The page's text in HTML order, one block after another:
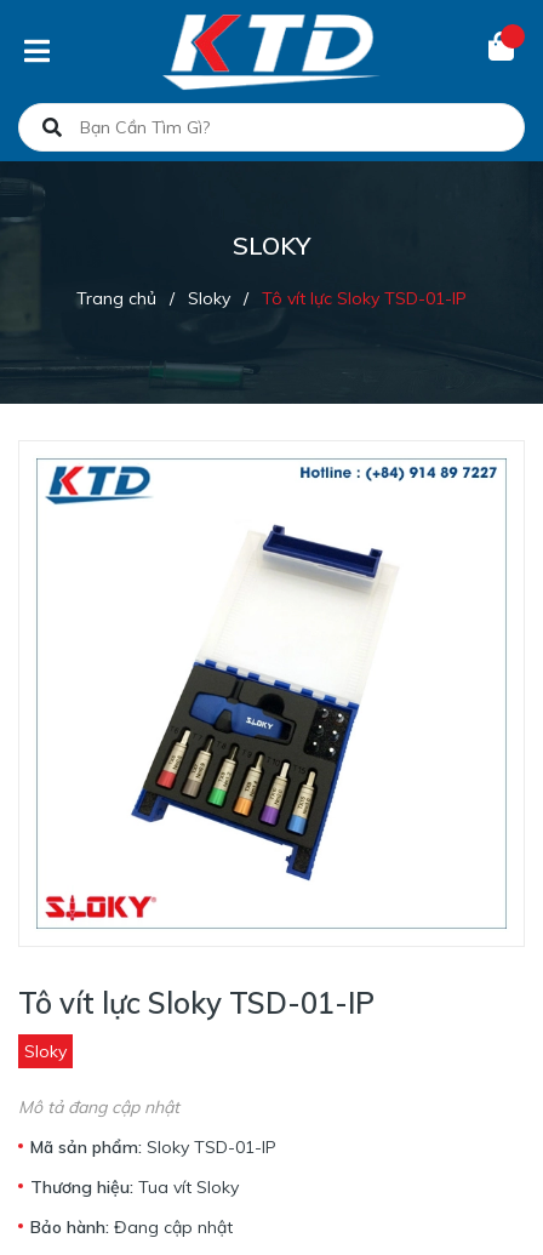
SLOKY
Trang chủ / Sloky / Tô vít lực Sloky TSD-01-IP
Tô vít lực Sloky TSD-01-IP
Sloky
Mô tả đang cập nhật
Mã sản phẩm: Sloky TSD-01-IP
Thương hiệu: Tua vít Sloky
Bảo hành: Đang cập nhật